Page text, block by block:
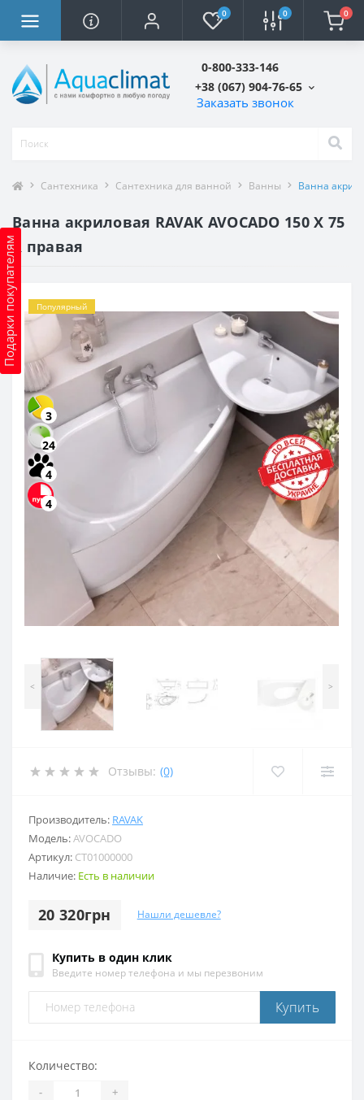
0 0 0
0-800-333-146
+38 (067) 904-76-65
Заказать звонок
Подарки покупателям
Сантехника Сантехника для ванной Ванны Ванна
Ванна акриловая RAVAK AVOCADO 150 X 75
R правая
Популярный
3
24
4
4
< >
Отзывы: (0)
Производитель: RAVAK
Модель:AVOCADO
Артикул: CT01000000
Наличие: Есть в наличии
20 320грн Нашли дешевле?
Купить в один клик
Введите номер телефона и мы перезвоним
Купить
Количество:
- +